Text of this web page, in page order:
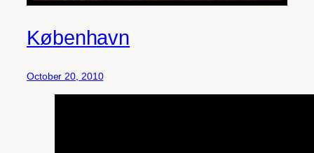
København
October 20, 2010